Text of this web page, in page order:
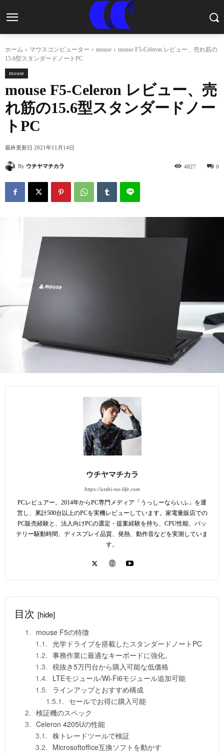
ホーム マウスコンピューター mouse
mouse F5-Celeron レビュー、売れ筋の
15.6型スタンダードノートPC
mouse
mouse F5-Celeron レビュー、売
れ筋の15.6型スタンダードノー
トPC
最終更新日 2021年11月14日
By ウチヤマチカラ 0
4827
ウチヤマチカラ
https://usshi-na-life.com
PCレビュアー。2014年からPC専門メディア「うっしーならいふ」を運
営し、累計500台以上のPCを実機レビューしています。家電量販店での
PC販売経験と、法人向けPCの選定・提案経験を持ち、CPU性能、バッ
テリー駆動時間、ディスプレイ品質、発熱、動作音などを実測していま
す。
目次 [hide]
mouse F5の特徴
光学ドライブを搭載したスタンダードノートPC
事務作業に最適なキーボードに強化。
税抜き5万円台から購入可能な低価格
LTEモジュール/Wi-Fi6モジュール追加可能
ラインアップとおすすめ構成
セールでお得に購入可能
検証機のスペック
Celeron 4205Uの性能
株トレードツールで検証
Microsoftoffice互換ソフトを動かす